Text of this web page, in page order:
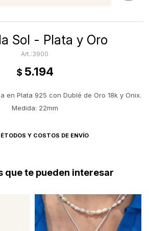
Sol - Plata y Oro
3900
$ 5.194
en Plata 925 con Dublé de Oro 18k y Onix.
Medida: 22mm
Y COSTOS DE ENVÍO
que te pueden interesar